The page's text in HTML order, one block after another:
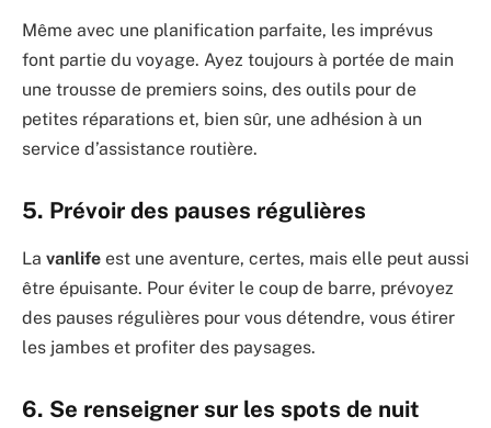
Même avec une planification parfaite, les imprévus
font partie du voyage. Ayez toujours à portée de main
une trousse de premiers soins, des outils pour de
petites réparations et, bien sûr, une adhésion à un
service d’assistance routière.
5. Prévoir des pauses régulières
La vanlife est une aventure, certes, mais elle peut aussi
être épuisante. Pour éviter le coup de barre, prévoyez
des pauses régulières pour vous détendre, vous étirer
les jambes et profiter des paysages.
6. Se renseigner sur les spots de nuit